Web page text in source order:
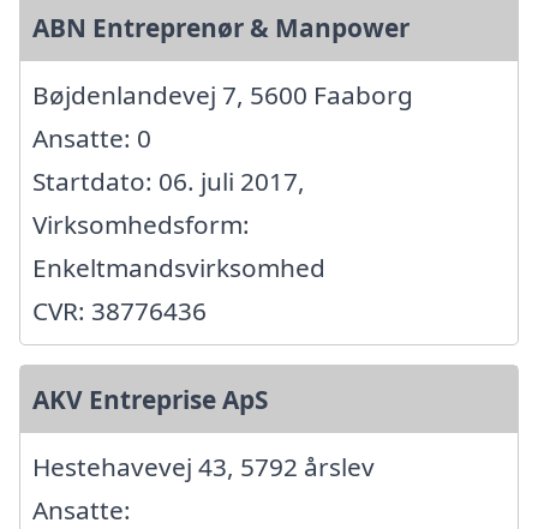
ABN Entreprenør & Manpower
Bøjdenlandevej 7, 5600 Faaborg
Ansatte: 0
Startdato: 06. juli 2017,
Virksomhedsform:
Enkeltmandsvirksomhed
CVR: 38776436
AKV Entreprise ApS
Hestehavevej 43, 5792 årslev
Ansatte: